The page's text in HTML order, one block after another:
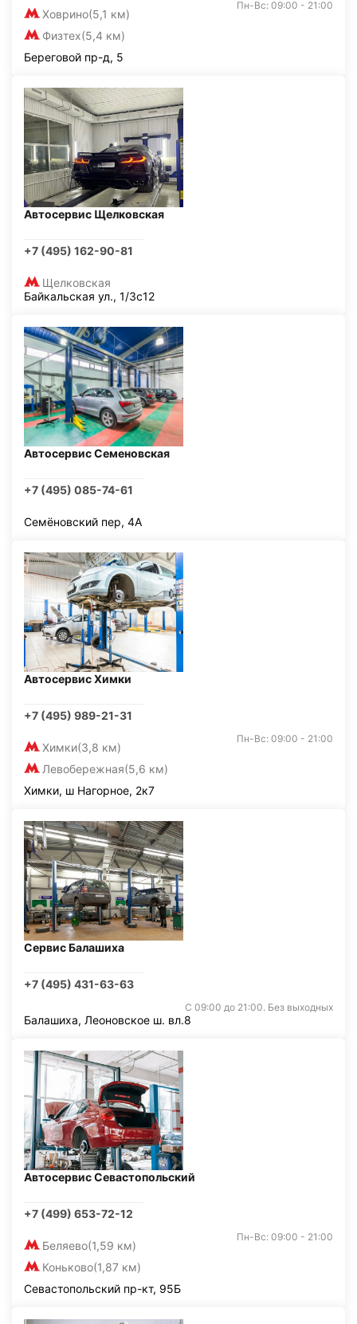
Ховрино(5,1 км)
Физтех(5,4 км)
Пн-Вс: 09:00 - 21:00
Береговой пр-д, 5
Автосервис Щелковская
+7 (495) 162-90-81
Щелковская
Байкальская ул., 1/3с12
Автосервис Семеновская
+7 (495) 085-74-61
Семёновский пер, 4А
Автосервис Химки
+7 (495) 989-21-31
Химки(3,8 км)
Левобережная(5,6 км)
Пн-Вс: 09:00 - 21:00
Химки, ш Нагорное, 2к7
Сервис Балашиха
+7 (495) 431-63-63
С 09:00 до 21:00. Без выходных
Балашиха, Леоновское ш. вл.8
Автосервис Севастопольский
+7 (499) 653-72-12
Беляево(1,59 км)
Коньково(1,87 км)
Пн-Вс: 09:00 - 21:00
Севастопольский пр-кт, 95Б